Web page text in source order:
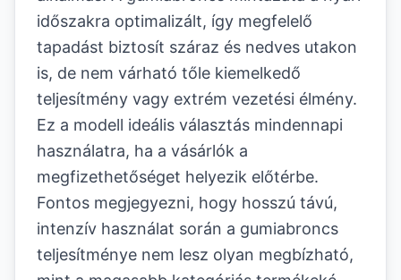
időszakra optimalizált, így megfelelő
tapadást biztosít száraz és nedves utakon
is, de nem várható tőle kiemelkedő
teljesítmény vagy extrém vezetési élmény.
Ez a modell ideális választás mindennapi
használatra, ha a vásárlók a
megfizethetőséget helyezik előtérbe.
Fontos megjegyezni, hogy hosszú távú,
intenzív használat során a gumiabroncs
teljesítménye nem lesz olyan megbízható,